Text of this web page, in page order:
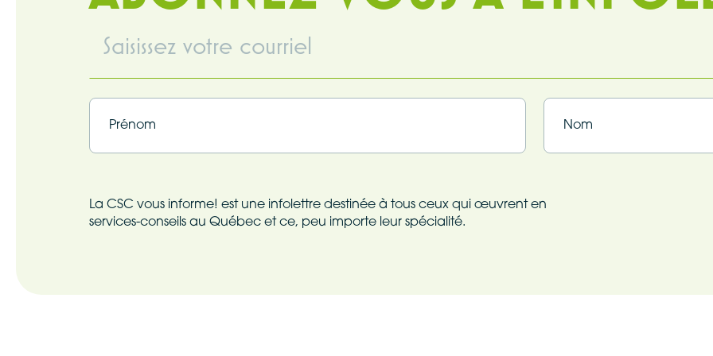
Infolettre
Infolettre
La CSC vous informe! est une infolettre destinée à tous ceux qui œuvrent en
services-conseils au Québec et ce, peu importe leur spécialité.